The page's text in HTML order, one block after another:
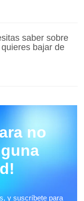
saber sobre
bajar de